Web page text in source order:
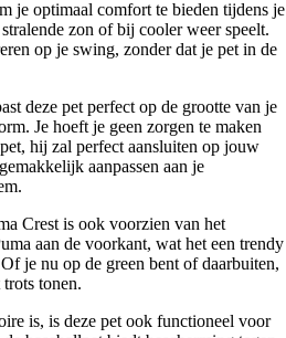
je optimaal comfort te bieden tijdens je
zon of bij cooler weer speelt.
op je swing, zonder dat je pet in de
deze pet perfect op de grootte van je
Je hoeft je geen zorgen te maken
hij zal perfect aansluiten op jouw
aanpassen aan je
Crest is ook voorzien van het
aan de voorkant, wat het een trendy
je nu op de green bent of daarbuiten,
tonen.
is, is deze pet ook functioneel voor